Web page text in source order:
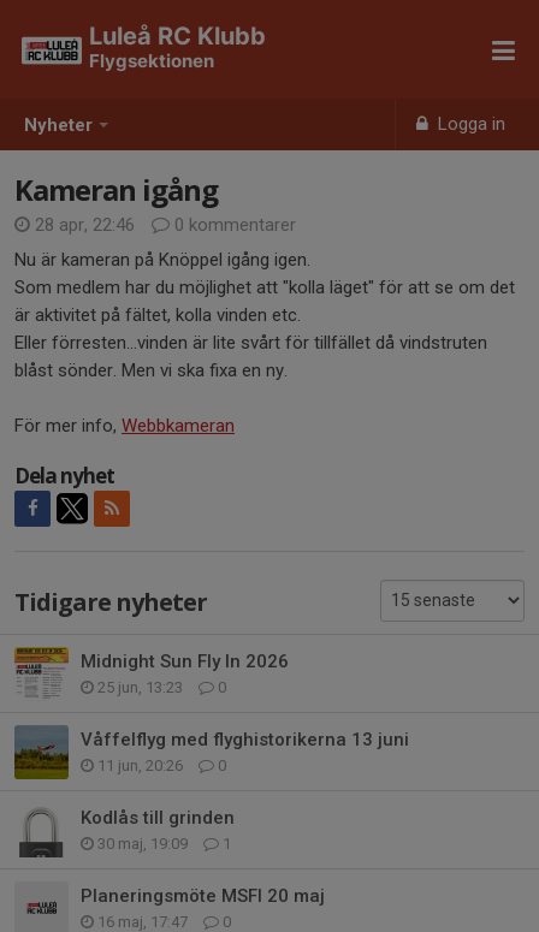
Nyheter Logga in
Luleå RC Klubb
Flygsektionen
Kameran igång
28 apr, 22:46
0 kommentarer
Nu är kameran på Knöppel igång igen.
Som medlem har du möjlighet att "kolla läget" för att se om det
är aktivitet på fältet, kolla vinden etc.
Eller förresten...vinden är lite svårt för tillfället då vindstruten
blåst sönder. Men vi ska fixa en ny.
För mer info, Webbkameran
Dela nyhet
Tidigare nyheter
Midnight Sun Fly In 2026
25 jun, 13:23 0
Våffelflyg med flyghistorikerna 13 juni
11 jun, 20:26 0
Kodlås till grinden
30 maj, 19:09 1
Planeringsmöte MSFI 20 maj
16 maj, 17:47 0